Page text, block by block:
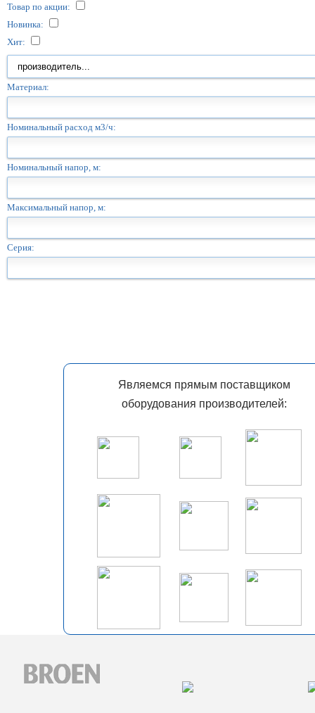
Товар по акции:
Новинка:
Хит:
Материал:
Номинальный расход м3/ч:
Номинальный напор, м:
Максимальный напор, м:
Серия:
Являемся прямым поставщиком
оборудования производителей: